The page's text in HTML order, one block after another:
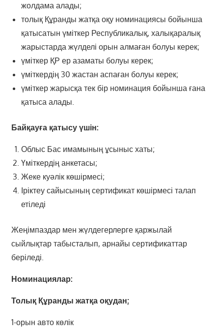
жолдама алады;
толық Құранды жатқа оқу номинациясы бойынша
қатысатын үміткер Республикалық, халықаралық
жарыстарда жүлделі орын алмаған болуы керек;
үміткер ҚР ер азаматы болуы керек;
үміткердің 30 жастан аспаған болуы керек;
үміткер жарысқа тек бір номинация бойынша ғана
қатыса алады.
Байқауға қатысу үшін:
Облыс Бас имамының ұсыныс хаты;
Үміткердің анкетасы;
Жеке куәлік көшірмесі;
Іріктеу сайысының сертификат көшірмесі талап
етіледі
Жеңімпаздар мен жүлдегерлерге қаржылай
сыйлықтар табысталып, арнайы сертификаттар
беріледі.
Номинациялар:
Толық Құранды жатқа оқудан;
1-орын авто көлік